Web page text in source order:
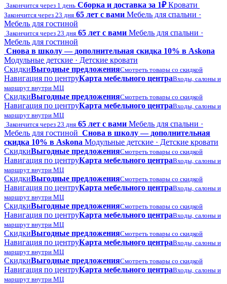
Закончится через 1 день Сборка и доставка за 1₽ Кровати
Закончится через 23 дня 65 лет с вами Мебель для спальни ·
Мебель для гостиной
Закончится через 23 дня 65 лет с вами Мебель для спальни ·
Мебель для гостиной
Снова в школу — дополнительная скидка 10% в Askona
Модульные детские · Детские кровати
СкидкиВыгодные предложенияСмотреть товары со скидкой
Навигация по центруКарта мебельного центраВходы, салоны и
маршрут внутри МЦ
СкидкиВыгодные предложенияСмотреть товары со скидкой
Навигация по центруКарта мебельного центраВходы, салоны и
маршрут внутри МЦ
Закончится через 23 дня 65 лет с вами Мебель для спальни ·
Мебель для гостиной Снова в школу — дополнительная
скидка 10% в Askona Модульные детские · Детские кровати
СкидкиВыгодные предложенияСмотреть товары со скидкой
Навигация по центруКарта мебельного центраВходы, салоны и
маршрут внутри МЦ
СкидкиВыгодные предложенияСмотреть товары со скидкой
Навигация по центруКарта мебельного центраВходы, салоны и
маршрут внутри МЦ
СкидкиВыгодные предложенияСмотреть товары со скидкой
Навигация по центруКарта мебельного центраВходы, салоны и
маршрут внутри МЦ
СкидкиВыгодные предложенияСмотреть товары со скидкой
Навигация по центруКарта мебельного центраВходы, салоны и
маршрут внутри МЦ
СкидкиВыгодные предложенияСмотреть товары со скидкой
Навигация по центруКарта мебельного центраВходы, салоны и
маршрут внутри МЦ